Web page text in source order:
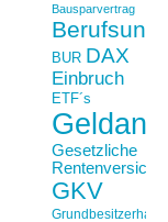
Bausparvertrag
BUR DAX
Einbruch
ETF´s
Gesetzliche
GKV